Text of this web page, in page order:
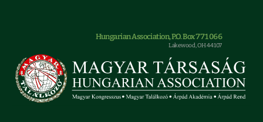
Hungarian Association, P.O. Box 771066
Lakewood, OH 44107